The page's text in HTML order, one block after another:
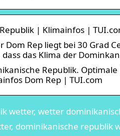
| Klimainfos |
Rep liegt bei 30 Grad
das Klima der
Republik.
Dom Rep | TUI.com
wetter, wetter
dominikanische republik